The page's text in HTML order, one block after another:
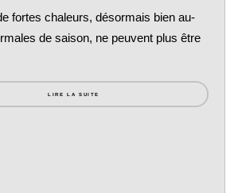
fortes chaleurs, désormais bien au-
de saison, ne peuvent plus être
LIRE LA SUITE